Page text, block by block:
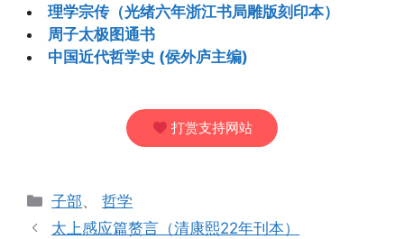
理学宗传（光绪六年浙江书局雕版刻印本）
周子太极图通书
中国近代哲学史 (侯外庐主编)
打赏支持网站
分
类
子部、哲学
太上感应篇赘言（清康熙22年刊本）